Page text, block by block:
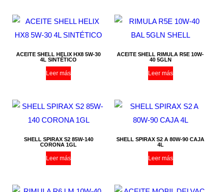
ACEITE SHELL HELIX HX8 5W-30
4L SINTÉTICO
Leer más
ACEITE SHELL RIMULA R5E 10W-
40 5GLN
Leer más
SHELL SPIRAX S2 85W-140
CORONA 1GL
Leer más
SHELL SPIRAX S2 A 80W-90 CAJA
4L
Leer más